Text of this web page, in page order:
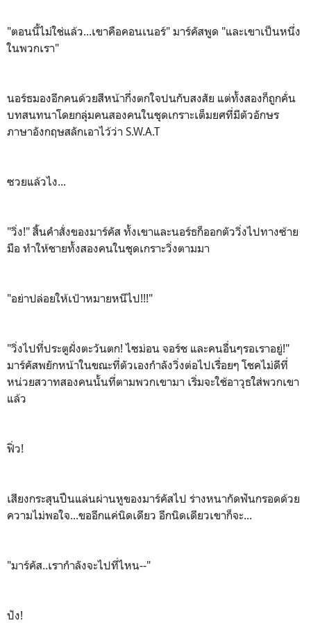
"ตอนนี้ไม่ใช่แล้ว...เขาคือคอนเนอร์" มาร์คัสพูด "และเขาเป็นหนึ่ง
ในพวกเรา"
นอร์ธมองอีกคนด้วยสีหน้ากึ่งตกใจปนกับสงสัย แต่ทั้งสองก็ถูกคั่น
บทสนทนาโดยกลุ่มคนสองคนในชุดเกราะเต็มยศที่มีตัวอักษร
ภาษาอังกฤษสลักเอาไว้ว่า S.W.A.T
ซวยแล้วไง...
"วิ่ง!" สิ้นคำสั่งของมาร์คัส ทั้งเขาและนอร์ธก็ออกตัววิ่งไปทางซ้าย
มือ ทำให้ชายทั้งสองคนในชุดเกราะวิ่งตามมา
"อย่าปล่อยให้เป้าหมายหนีไป!!!"
"วิ่งไปที่ประตูฝั่งตะวันตก! ไซม่อน จอร์ช และคนอื่นๆรอเราอยู่!"
มาร์คัสพยักหน้าในขณะที่ตัวเองกำลังวิ่งต่อไปเรื่อยๆ โชคไม่ดีที่
หน่วยสวาทสองคนนั้นที่ตามพวกเขามา เริ่มจะใช้อาวุธใส่พวกเขา
แล้ว
ฟิ่ว!
เสียงกระสุนปืนแล่นผ่านหูของมาร์คัสไป ร่างหนากัดฟันกรอดด้วย
ความไม่พอใจ...ขออีกแค่นิดเดียว อีกนิดเดียวเขาก็จะ...
"มาร์คัส..เรากำลังจะไปที่ไหน--"
ปัง!